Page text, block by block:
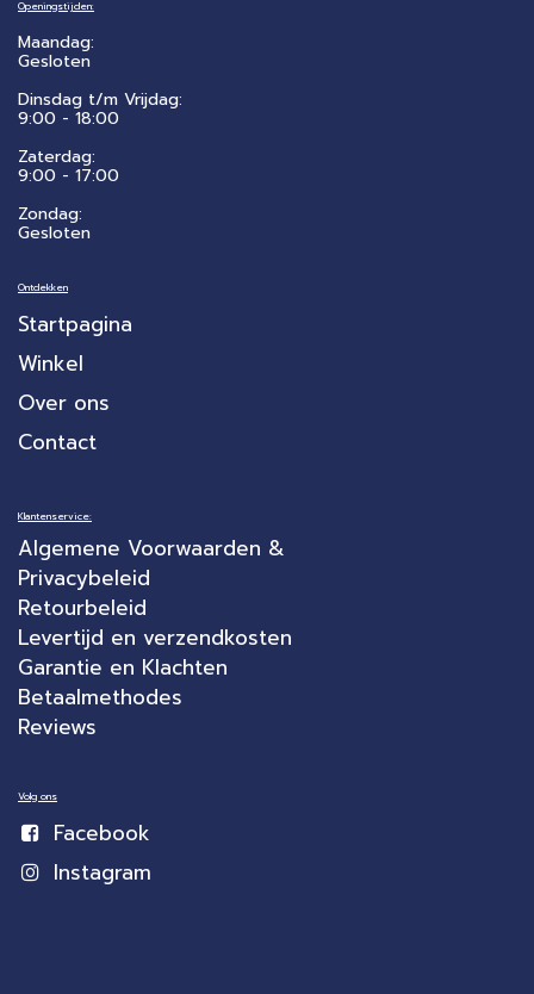
Openingstijden:
Maandag:
Gesloten
Dinsdag t/m Vrijdag:
9:00 - 18:00
Zaterdag:
​9:00 - 17:00
Zondag:
Gesloten
Ontdekken
Startpagina
Winkel
Over ons
Contact
Klantenservice:
Algemene Voorwaarden &
Privacybeleid
Retourbeleid
Levertijd en verzendkosten
Garantie en Klachten
Betaalmethodes
Reviews
Volg ons
Facebook
Instagram